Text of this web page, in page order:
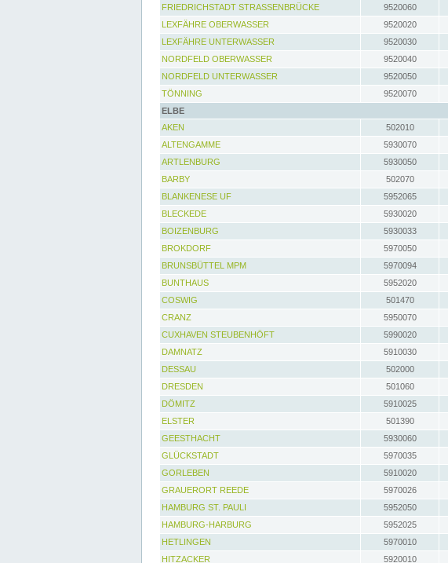
FRIEDRICHSTADT STRASSENBRÜCKE
9520060
LEXFÄHRE OBERWASSER
9520020
LEXFÄHRE UNTERWASSER
9520030
NORDFELD OBERWASSER
9520040
NORDFELD UNTERWASSER
9520050
TÖNNING
9520070
ELBE
AKEN
502010
ALTENGAMME
5930070
ARTLENBURG
5930050
BARBY
502070
BLANKENESE UF
5952065
BLECKEDE
5930020
BOIZENBURG
5930033
BROKDORF
5970050
BRUNSBÜTTEL MPM
5970094
BUNTHAUS
5952020
COSWIG
501470
CRANZ
5950070
CUXHAVEN STEUBENHÖFT
5990020
DAMNATZ
5910030
DESSAU
502000
DRESDEN
501060
DÖMITZ
5910025
ELSTER
501390
GEESTHACHT
5930060
GLÜCKSTADT
5970035
GORLEBEN
5910020
GRAUERORT REEDE
5970026
HAMBURG ST. PAULI
5952050
HAMBURG-HARBURG
5952025
HETLINGEN
5970010
HITZACKER
5920010